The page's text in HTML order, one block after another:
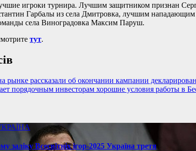
игроки турнира. Лучшим защитником признан
Гарбалы из села Дмитровка, лучшим
села Виноградовка Максим Паруш.
тут.
рынке рассказали об окончании кампании
порядочным инвесторам хорошие условия работы в
заліку Всесвітніх ігор-2025 Україна третя